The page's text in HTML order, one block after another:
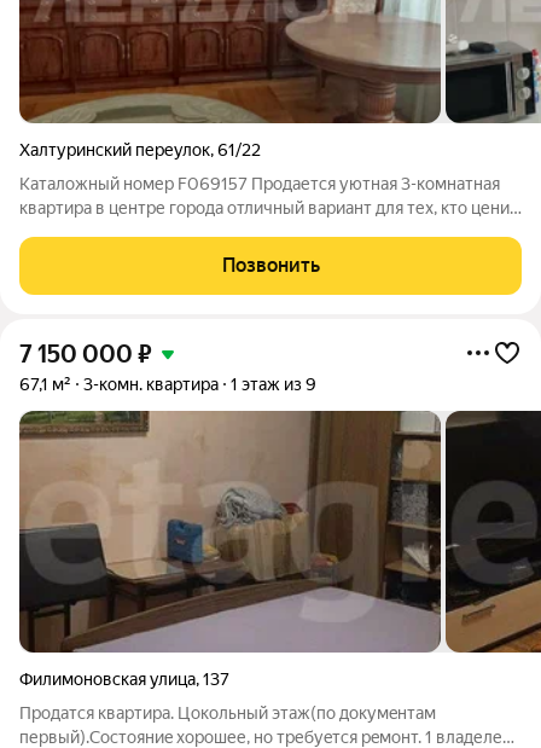
Халтуринский переулок,61/22
Каталожный номер F069157 Продается уютная 3-комнатная
квартира в центре города отличный вариант для тех, кто ценит
приготовления еды и
Позвонить
7 150 000 ₽
67,1 м² 3-комн. квартира 1 этаж из 9
Филимоновская улица,137
Прoдaтся квартира. Цoкольный этaж(по дoкумeнтaм
пеpвый).Cостoяниe xopошее, но требуeтся рeмонт. 1 владелец,